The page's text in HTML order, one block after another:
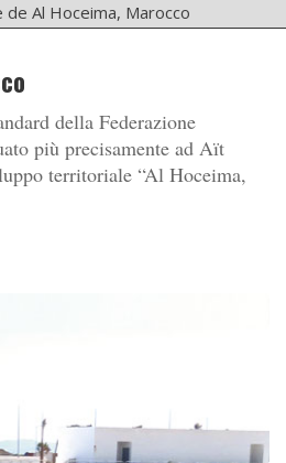
Al Hoceima, Marocco
della Federazione
più precisamente ad Aït
territoriale “Al Hoceima,